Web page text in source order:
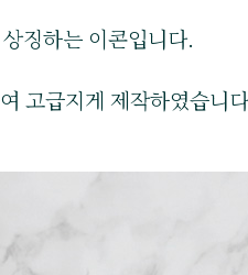
징하는 이콘입니다.
고급지게 제작하였습니